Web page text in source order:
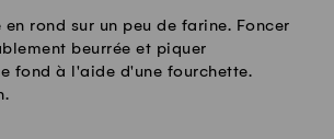
rond sur un peu de farine. Foncer
beurrée et piquer
fond à l'aide d'une fourchette.